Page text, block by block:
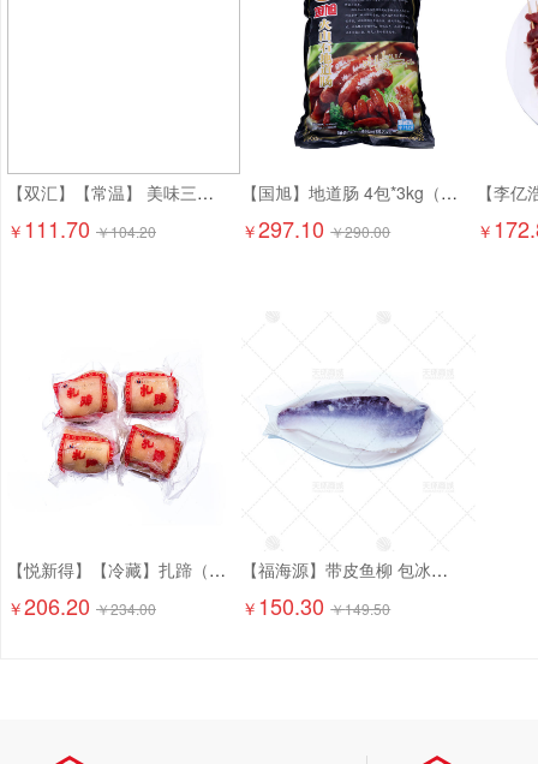
【双汇】【常温】 美味三文治香肠 1.8kg*4个 7.2kg
￥ 111.70 ￥104.20
【国旭】地道肠 4包*3kg（60g*50个/包）12kg 含肉量80%
￥297.10 ￥290.00 ￥
【悦新得】【冷藏】扎蹄（熟的） 5kg
￥206.20 ￥234.00
【福海源】带皮鱼柳 包冰率30% 2.5kg*4包 10kg
￥ 150.30 ￥149.50